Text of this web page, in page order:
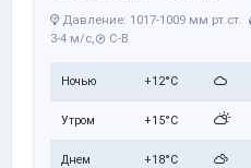
Давление: 1017-1009 мм рт.ст.
3-4 м/с,
С-В
Ночью +12°C
Утром +15°C
Днем +18°C